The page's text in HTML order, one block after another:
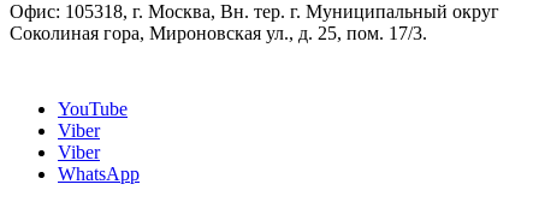
Офис: 105318, г. Москва, Вн. тер. г. Муниципальный округ
Соколиная гора, Мироновская ул., д. 25, пом. 17/3.
YouTube
Viber
Viber
WhatsApp